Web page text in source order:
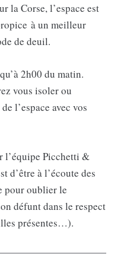
la Corse, l’espace est
à un meilleur
de deuil.
2h00 du matin.
vous isoler ou
l’espace avec vos
l’équipe Picchetti &
d’être à l’écoute des
pour oublier le
défunt dans le respect
présentes…).